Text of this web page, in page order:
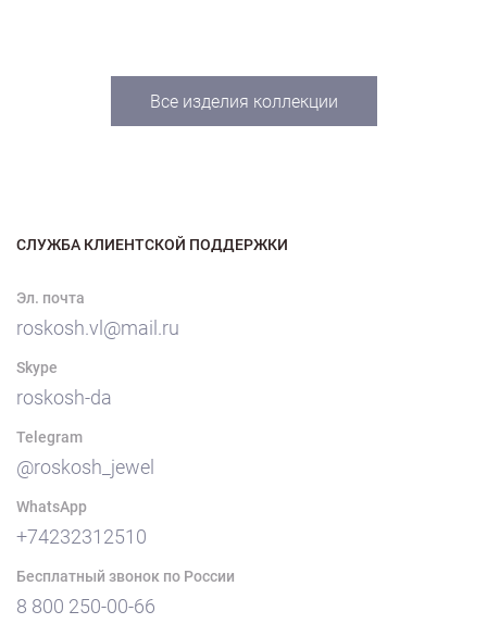
Все изделия коллекции
СЛУЖБА КЛИЕНТСКОЙ ПОДДЕРЖКИ
Эл. почта
roskosh.vl@mail.ru
Skype
roskosh-da
Telegram
@roskosh_jewel
WhatsApp
+74232312510
Бесплатный звонок по России
8 800 250-00-66